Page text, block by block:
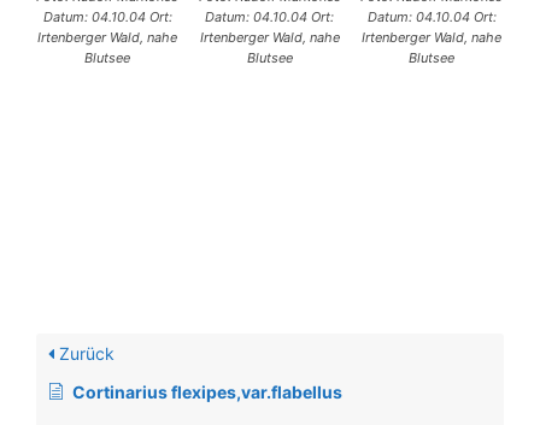
Datum: 04.10.04 Ort:
Irtenberger Wald, nahe
Blutsee
Datum: 04.10.04 Ort:
Irtenberger Wald, nahe
Blutsee
Datum: 04.10.04 Ort:
Irtenberger Wald, nahe
Blutsee
Zurück
Cortinarius flexipes,var.flabellus